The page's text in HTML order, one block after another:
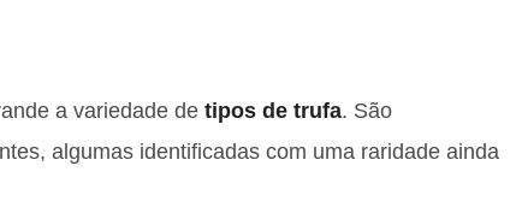
a variedade de tipos de trufa. São
algumas identificadas com uma raridade ainda